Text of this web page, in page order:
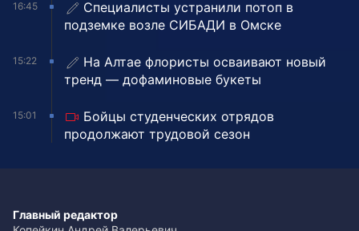
16:45
Специалисты устранили потоп в
подземке возле СИБАДИ в Омске
15:22
На Алтае флористы осваивают новый
тренд — дофаминовые букеты
15:01
Бойцы студенческих отрядов
продолжают трудовой сезон
Главный редактор